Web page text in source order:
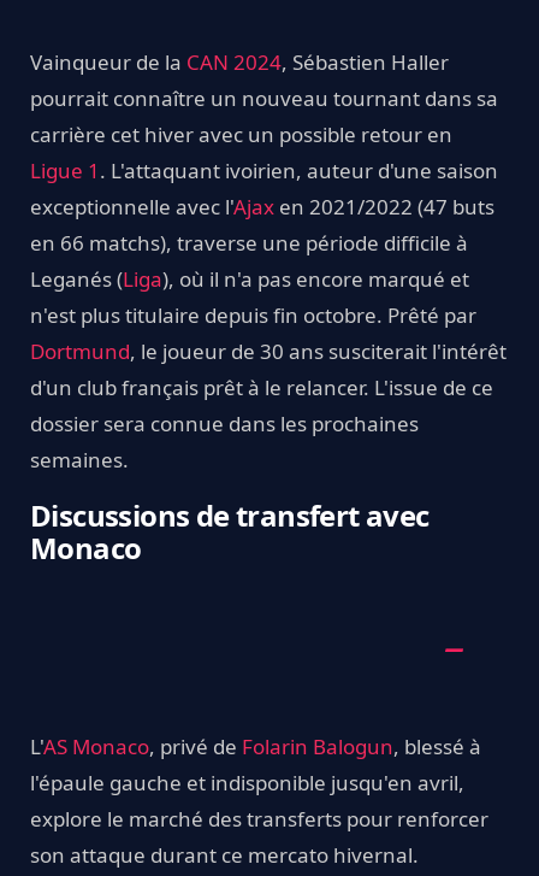
Vainqueur de la CAN 2024, Sébastien Haller
pourrait connaître un nouveau tournant dans sa
carrière cet hiver avec un possible retour en
Ligue 1 . L'attaquant ivoirien, auteur d'une saison
exceptionnelle avec l'Ajax en 2021/2022 (47 buts
en 66 matchs), traverse une période difficile à
Leganés (Liga), où il n'a pas encore marqué et
n'est plus titulaire depuis fin octobre. Prêté par
Dortmund, le joueur de 30 ans susciterait l'intérêt
d'un club français prêt à le relancer. L'issue de ce
dossier sera connue dans les prochaines
semaines.
Discussions de transfert avec
Monaco
L'AS Monaco, privé de Folarin Balogun, blessé à
l'épaule gauche et indisponible jusqu'en avril,
explore le marché des transferts pour renforcer
son attaque durant ce mercato hivernal.